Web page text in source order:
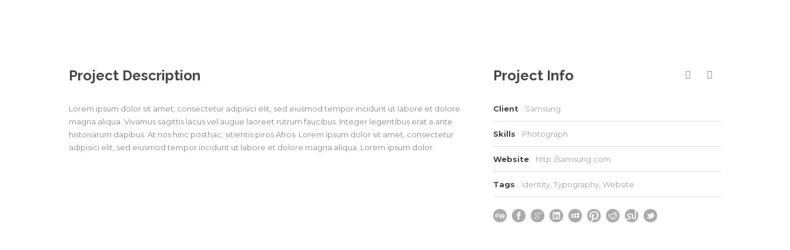
Project Info
Client Samsung
Skills Photograph
Website http://samsung.com
Tags Identity, Typography, Website
Project Description
Lorem ipsum dolor sit amet, consectetur adipisici elit, sed eiusmod tempor incidunt ut labore et dolore
magna aliqua. Vivamus sagittis lacus vel augue laoreet rutrum faucibus. Integer legentibus erat a ante
historiarum dapibus. At nos hinc posthac, sitientis piros Afros. Lorem ipsum dolor sit amet, consectetur
adipisici elit, sed eiusmod tempor incidunt ut labore et dolore magna aliqua. Lorem ipsum dolor.